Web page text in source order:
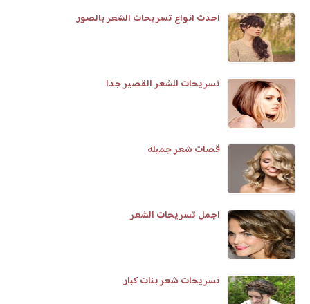
احدث انواع تسريحات الشعر بالصور
تسريحات للشعر القصير جدا
قصات شعر جميله
اجمل تسريحات الشعر
تسريحات شعر بنات كبار